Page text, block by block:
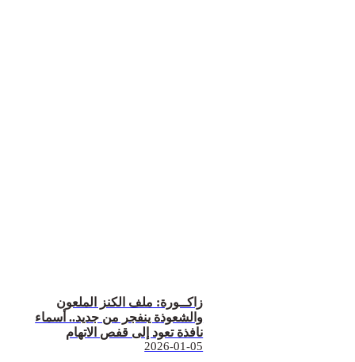
زاكــورة: ملف الكنز الملعون
والشعوذة ينفجر من جديد.. أسماء
نافذة تعود إلى قفص الاتهام
2026-01-05